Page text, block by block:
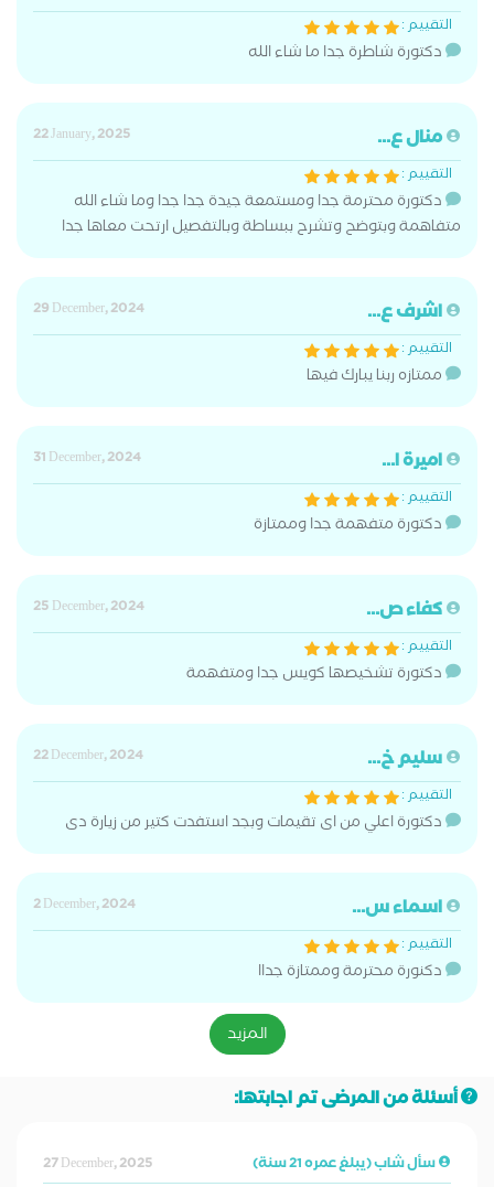
التقييم :
دكتورة شاطرة جدا ما شاء الله
منال ع...
22 January, 2025
التقييم :
دكتورة محترمة جدا ومستمعة جيدة جدا جدا وما شاء الله
متفاهمة وبتوضح وتشرح ببساطة وبالتفصيل ارتحت معاها جدا
اشرف ع...
29 December, 2024
التقييم :
ممتازه ربنا يبارك فيها
اميرة ا...
31 December, 2024
التقييم :
دكتورة متفهمة جدا وممتازة
كفاء ص...
25 December, 2024
التقييم :
دكتورة تشخيصها كويس جدا ومتفهمة
سليم خ...
22 December, 2024
التقييم :
دكتورة اعلي من اى تقيمات وبجد استفدت كتير من زيارة دى
اسماء س...
2 December, 2024
التقييم :
دكنورة محترمة وممتازة جداا
المزيد
أسئلة من المرضى تم اجابتها:
سأل شاب (يبلغ عمره 21 سنة) 27 December, 2025